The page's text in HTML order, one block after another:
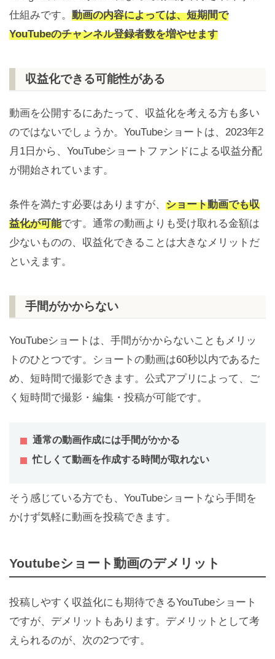
仕組みです。 動画の内容によっては、短期間で
YouTubeのチャンネル登録者数を増やせます
収益化できる可能性がある
動画を公開するにあたって、収益化を考える方も多い
のではないでしょうか。YouTubeショートは、2023年2
月1日から、YouTubeショートファンドによる収益分配
が開始されています。
条件を満たす必要はありますが、 ショート動画でも収
益化が可能です。通常の動画よりも受け取れる金額は
少ないものの、収益化できることは大きなメリットだ
といえます。
手間がかからない
YouTubeショートは、手間がかからないこともメリッ
トのひとつです。ショートの動画は60秒以内であるた
め、短時間で撮影できます。公式アプリによって、ご
く短時間で撮影・編集・投稿が可能です。
通常の動画作成には手間がかかる
忙しくて動画を作成する時間が取れない
そう感じている方でも、YouTubeショートなら手間を
かけず気軽に動画を投稿できます。
Youtubeショート動画のデメリット
投稿しやすく収益化にも期待できるYouTubeショート
ですが、デメリットもあります。デメリットとして考
えられるのが、次の2つです。